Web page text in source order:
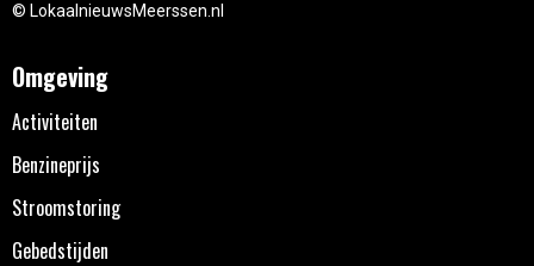
© LokaalnieuwsMeerssen.nl
Omgeving
Activiteiten
Benzineprijs
Stroomstoring
Gebedstijden